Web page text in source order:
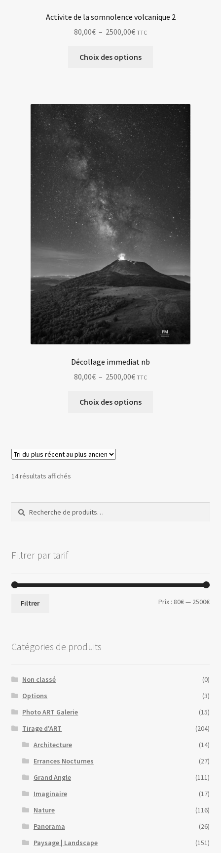
Activite de la somnolence volcanique 2
80,00€ – 2500,00€Plage
prix :
TTC
Choix des options
Les
options
peuvent
être
choisies
page
du
produit
Décollage immediat nb
80,00€ – 2500,00€Plage
prix :
TTC
Choix des options
14 résultats affichésTrié
récent
au
Recherche
pour :
Recherche
Filtrer par tarif
Prix
Prix
Filtrer Prix : 80€— 2500€
Catégories de produits
Non classé
(0)
Options
(3)
Photo ART Galerie
(15)
Tirage d'ART
(204)
Architecture
(14)
Errances Nocturnes
(27)
Grand Angle
(111)
Imaginaire
(17)
Nature
(116)
Panorama
(26)
Paysage | Landscape
(151)